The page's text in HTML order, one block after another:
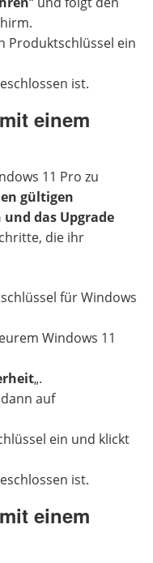
Produktschlüssel ein
ist.
einem
11 Pro zu
gültigen
das Upgrade
die ihr
für Windows
Windows 11
„.
auf
ein und klickt
ist.
einem